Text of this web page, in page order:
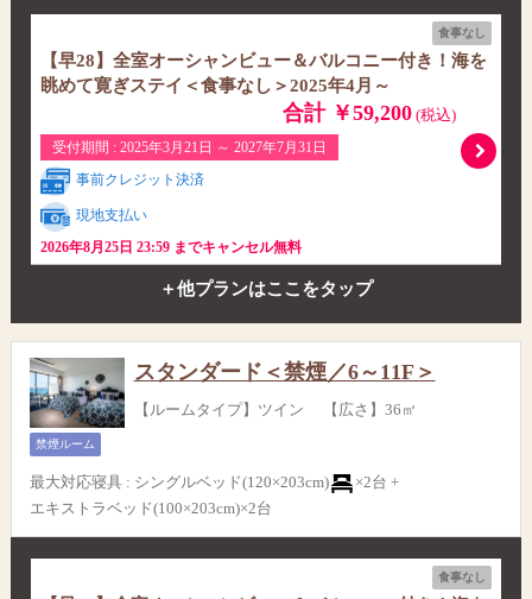
食事なし
【早28】全室オーシャンビュー＆バルコニー付き！海を
眺めて寛ぎステイ＜食事なし＞2025年4月～
合計 ￥59,200(税込)
受付期間 : 2025年3月21日 ～ 2027年7月31日
事前クレジット決済
現地支払い
2026年8月25日 23:59 までキャンセル無料
＋他プランはここをタップ
スタンダード＜禁煙／6～11F＞
【ルームタイプ】ツイン 【広さ】36㎡
禁煙ルーム
最大対応寝具 : シングルベッド(120×203cm)
×2台 +
エキストラベッド(100×203cm)×2台
食事なし